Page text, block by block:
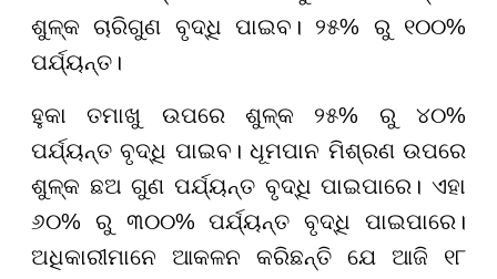
ଶୁଳ୍କ ଚାରିଗୁଣ ବୃଦ୍ଧି ପାଇବ। ୨୫% ରୁ ୧୦୦%
ପର୍ଯ୍ୟନ୍ତ।
ହୁକା ତମାଖୁ ଉପରେ ଶୁଳ୍କ ୨୫% ରୁ ୪୦%
ପର୍ଯ୍ୟନ୍ତ ବୃଦ୍ଧି ପାଇବ। ଧୂମପାନ ମିଶ୍ରଣ ଉପରେ
ଶୁଳ୍କ ଛଅ ଗୁଣ ପର୍ଯ୍ୟନ୍ତ ବୃଦ୍ଧି ପାଇପାରେ। ଏହା
୬୦% ରୁ ୩୦୦% ପର୍ଯ୍ୟନ୍ତ ବୃଦ୍ଧି ପାଇପାରେ।
ଅଧିକାରୀମାନେ ଆକଳନ କରିଛନ୍ତି ଯେ ଆଜି ୧୮